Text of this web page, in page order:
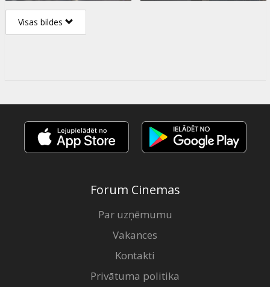
Visas bildes
Forum Cinemas
Par uzņēmumu
Vakances
Kontakti
Privātuma politika